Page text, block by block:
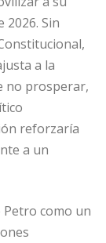
2026. Sin
a la
no prosperar,
reforzaría
a un
Petro como un